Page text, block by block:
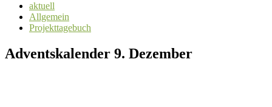
aktuell
Allgemein
Projekttagebuch
Adventskalender 9. Dezember